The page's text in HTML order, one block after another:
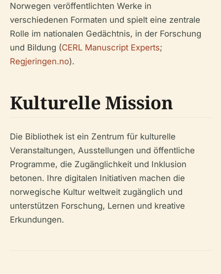
Norwegen veröffentlichten Werke in
verschiedenen Formaten und spielt eine zentrale
Rolle im nationalen Gedächtnis, in der Forschung
und Bildung (CERL Manuscript Experts;
Regjeringen.no).
Kulturelle Mission
Die Bibliothek ist ein Zentrum für kulturelle
Veranstaltungen, Ausstellungen und öffentliche
Programme, die Zugänglichkeit und Inklusion
betonen. Ihre digitalen Initiativen machen die
norwegische Kultur weltweit zugänglich und
unterstützen Forschung, Lernen und kreative
Erkundungen.